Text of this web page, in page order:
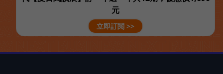
元
立即訂閱 >>